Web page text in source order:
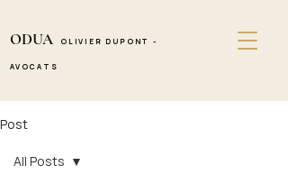
ODUA OLIVIER DUPONT -
AVOCATS
Post
All Posts